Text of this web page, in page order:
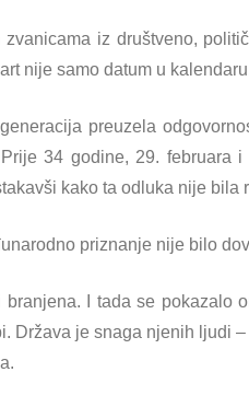
iz društveno,
nije samo datum u
preuzela
34 godine, 29. februara
kako ta odluka nije bila
priznanje nije bilo
branjena. I tada se
Država je snaga njenih ljudi